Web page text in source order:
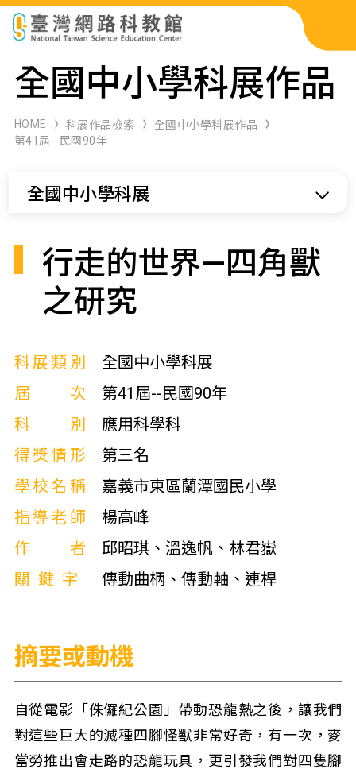
科展作品檢索
科學研習月刊
全國中小學科展作品
HOME 科展作品檢索
全國中小學科展作品
第41屆--民國90年
全國中小學科展
行走的世界—四角獸
之研究
科展類別
全國中小學科展
屆次
第41屆--民國90年
科別
應用科學科
得獎情形
第三名
學校名稱
嘉義市東區蘭潭國民小學
指導老師
楊高峰
作者
邱昭琪、溫逸帆、林君嶽
關鍵字
傳動曲柄、傳動軸、連桿
摘要或動機
自從電影「侏儸紀公園」帶動恐龍熱之後，讓我們
對這些巨大的滅種四腳怪獸非常好奇，有一次，麥
當勞推出會走路的恐龍玩具，更引發我們對四隻腳